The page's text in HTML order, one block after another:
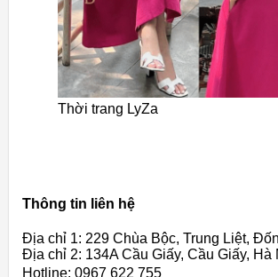
Thời trang LyZa
Thông tin liên hệ
Địa chỉ 1: 229 Chùa Bộc, Trung Liệt,
Địa chỉ 2: 134A Cầu Giấy, Cầu Giấy, Hà
Hotline: 0967 622 755